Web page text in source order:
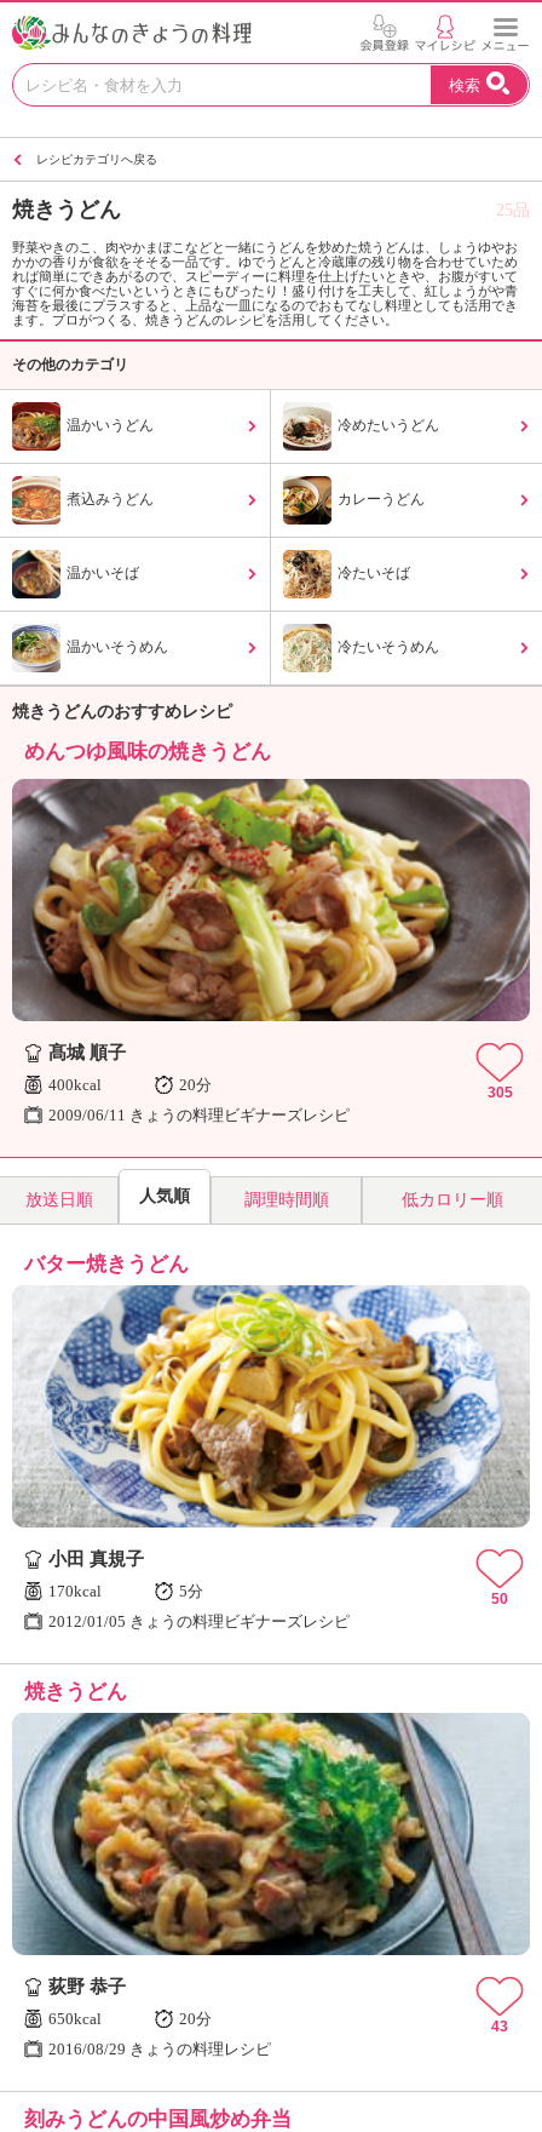
お
い
を
見
つ
け
よ
。
K
エ
ケ
ョ
み
ん
な
の
き
ょ
う
の
料
理
」
検索
レシピカテゴリへ戻る
焼きうどん 25品
野菜やきのこ、肉やかまぼこなどと一緒にうどんを炒めた焼うどんは、しょうゆやお
かかの香りが食欲をそそる一品です。ゆでうどんと冷蔵庫の残り物を合わせていため
れば簡単にできあがるので、スピーディーに料理を仕上げたいときや、お腹がすいて
すぐに何か食べたいというときにもぴったり！盛り付けを工夫して、紅しょうがや青
海苔を最後にプラスすると、上品な一皿になるのでおもてなし料理としても活用でき
ます。プロがつくる、焼きうどんのレシピを活用してください。
その他のカテゴリ
温かいうどん 冷めたいうどん
煮込みうどん カレーうどん
温かいそば 冷たいそば
温かいそうめん 冷たいそうめん
焼きうどんのおすすめレシピ
めんつゆ風味の焼きうどん
髙城 順子
400kcal
20分
2009/06/11 きょうの料理ビギナーズレシピ
305
放送日順 人気順 調理時間順 低カロリー順
バター焼きうどん
小田 真規子
170kcal
5分
2012/01/05 きょうの料理ビギナーズレシピ
50
焼きうどん
荻野 恭子
650kcal
20分
2016/08/29 きょうの料理レシピ
43
刻みうどんの中国風炒め弁当